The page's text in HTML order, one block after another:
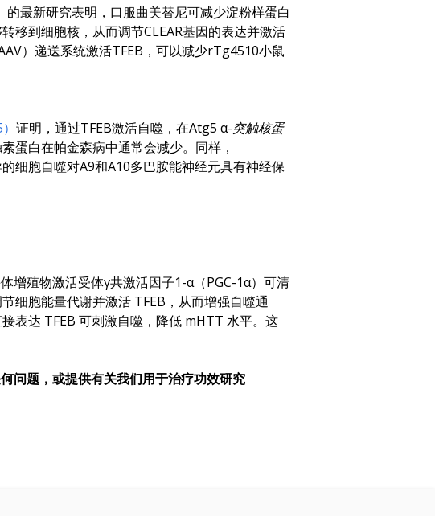
的最新研究表明，口服曲美替尼可减少淀粉样蛋白
移到细胞核，从而调节CLEAR基因的表达并激活
）递送系统激活TFEB，可以减少rTg4510小鼠
证明，通过TFEB激活自噬，在Atg5 α-突触核蛋
蛋白在帕金森病中通常会减少。同样，
细胞自噬对A9和A10多巴胺能神经元具有神经保
增殖物激活受体γ共激活因子1-α（PGC-1α）可清
细胞能量代谢并激活 TFEB，从而增强自噬通
表达 TFEB 可刺激自噬，降低 mHTT 水平。这
问题，或提供有关我们用于治疗功效研究